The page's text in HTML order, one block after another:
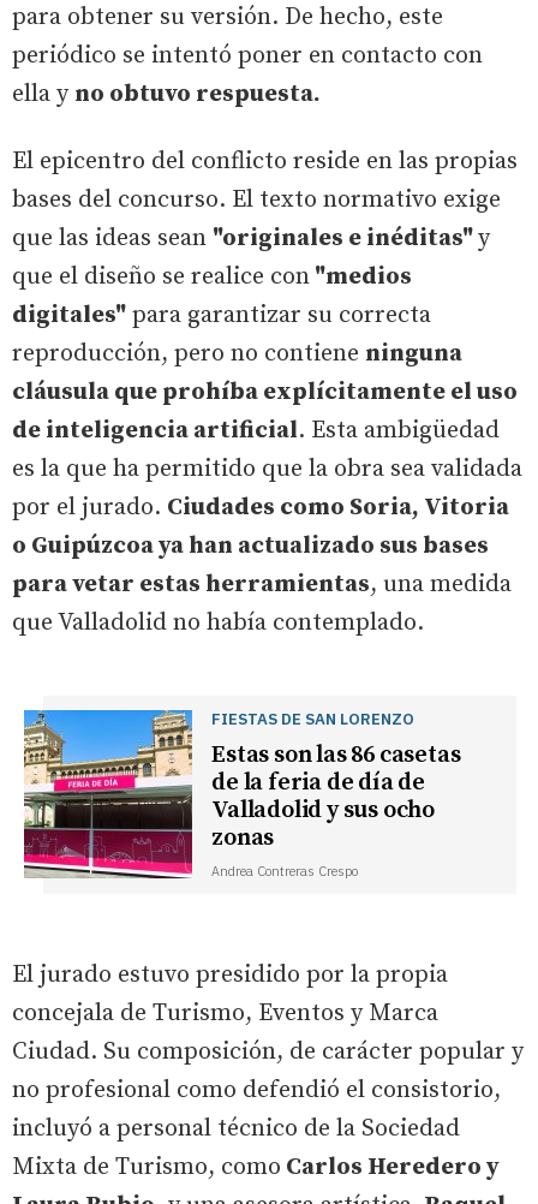
para obtener su versión. De hecho, este
periódico se intentó poner en contacto con
ella y no obtuvo respuesta.
El epicentro del conflicto reside en las propias
bases del concurso. El texto normativo exige
que las ideas sean "originales e inéditas"y
que el diseño se realice con "medios
digitales" para garantizar su correcta
reproducción, pero no contiene ninguna
cláusula que prohíba explícitamente el uso
de inteligencia artificial. Esta ambigüedad
es la que ha permitido que la obra sea validada
por el jurado. Ciudades como Soria, Vitoria
o Guipúzcoa ya han actualizado sus bases
para vetar estas herramientas, una medida
que Valladolid no había contemplado.
FIESTAS DE SAN LORENZO
Estas son las 86 casetas
de la feria de día de
Valladolid y sus ocho
zonas
Andrea Contreras Crespo
El jurado estuvo presidido por la propia
concejala de Turismo, Eventos y Marca
Ciudad. Su composición, de carácter popular y
no profesional como defendió el consistorio,
incluyó a personal técnico de la Sociedad
Mixta de Turismo, como Carlos Heredero y